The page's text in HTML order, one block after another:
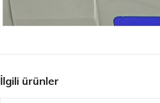
İlgili ürünler